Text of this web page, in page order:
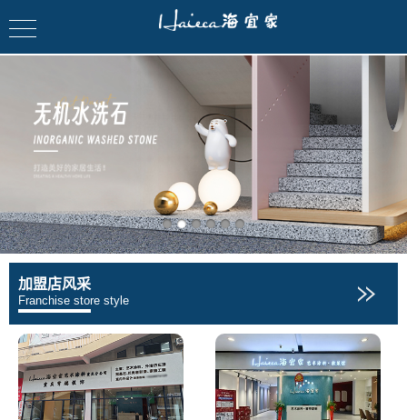
加盟店风采
Franchise store style